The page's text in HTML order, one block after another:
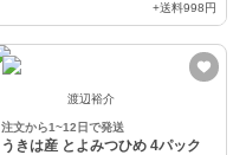
+送料998円
渡辺裕介
注文から1~12日で発送
うきは産 とよみつひめ 4パック